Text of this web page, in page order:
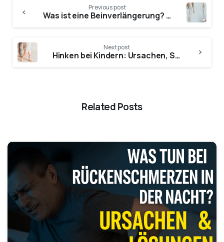
Previous post
Was ist eine Beinverlängerung? Wie wird sie durchgeführt?
Next post
Hinken bei Kindern: Ursachen, Symptome & Behandlung
Related Posts